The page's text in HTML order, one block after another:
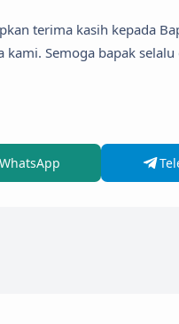
terima kasih kepada
kami. Semoga bapak
WhatsApp